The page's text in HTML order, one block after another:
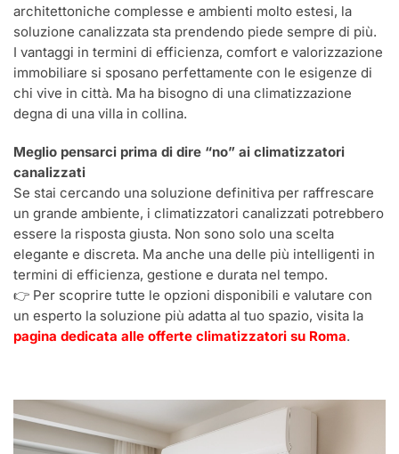
architettoniche complesse e ambienti molto estesi, la
soluzione canalizzata sta prendendo piede sempre di più.
I vantaggi in termini di efficienza, comfort e valorizzazione
immobiliare si sposano perfettamente con le esigenze di
chi vive in città. Ma ha bisogno di una climatizzazione
degna di una villa in collina.
Meglio pensarci prima di dire “no” ai climatizzatori
canalizzati
Se stai cercando una soluzione definitiva per raffrescare
un grande ambiente, i climatizzatori canalizzati potrebbero
essere la risposta giusta. Non sono solo una scelta
elegante e discreta. Ma anche una delle più intelligenti in
termini di efficienza, gestione e durata nel tempo.
👉 Per scoprire tutte le opzioni disponibili e valutare con
un esperto la soluzione più adatta al tuo spazio, visita la
pagina dedicata alle offerte climatizzatori su Roma.